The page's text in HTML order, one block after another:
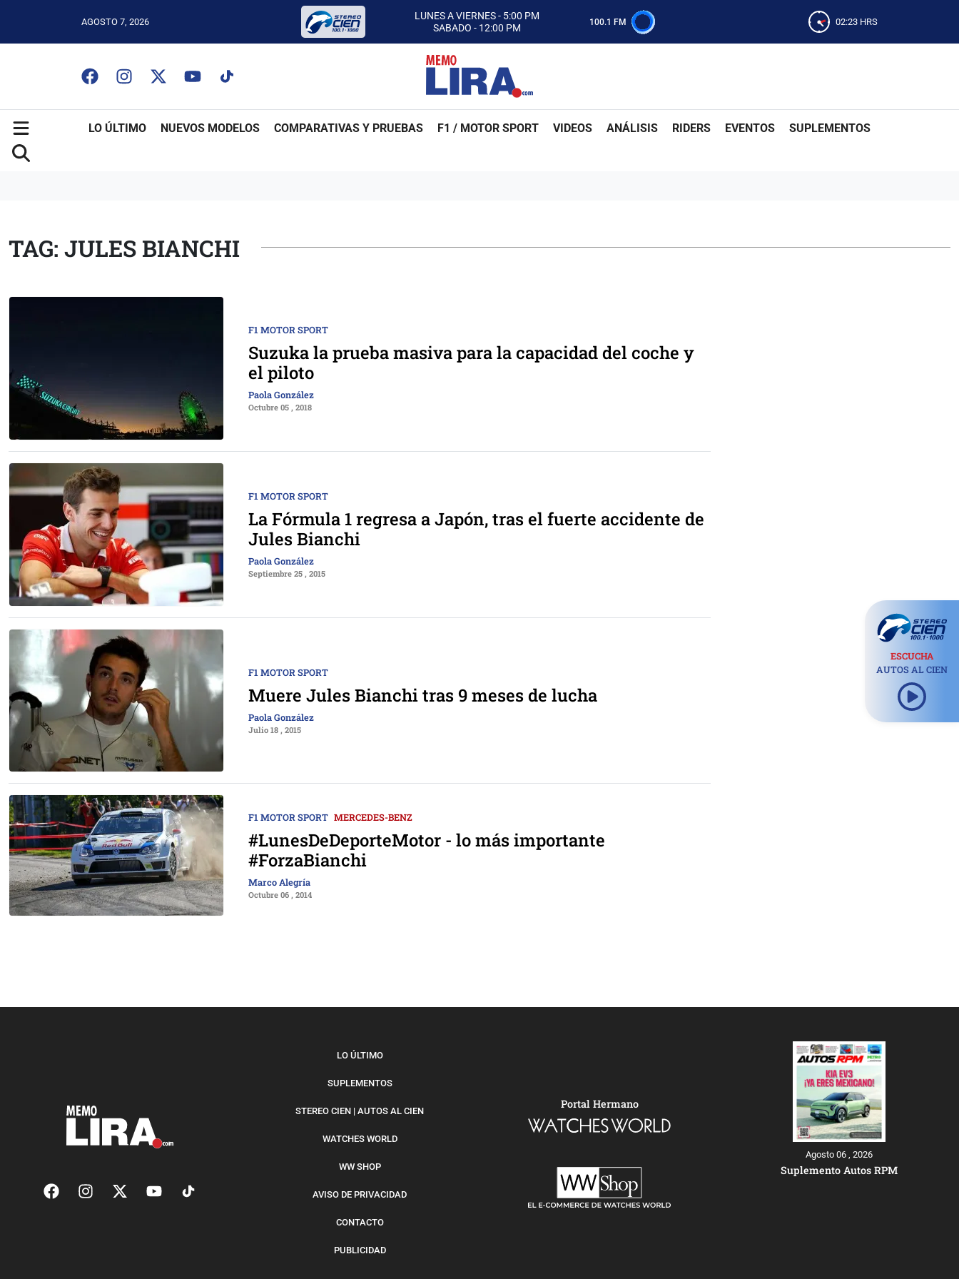
AGOSTO 7, 2026
LUNES A VIERNES - 5:00 PM
SABADO - 12:00 PM
ESCUCHA AUTOS AL CIEN
CON MEMO LIRA Y SU EQUIPO
LUNES A VIERNES - 5:00 PM
SABADO - 12:00 PM
100.1 FM 02:23 HRS
LO ÚLTIMO NUEVOS MODELOS COMPARATIVAS Y PRUEBAS F1 / MOTOR SPORT VIDEOS ANÁLISIS RIDERS EVENTOS SUPLEMENTOS
TAG: JULES BIANCHI
F1 MOTOR SPORT
Suzuka la prueba masiva para la capacidad del coche y
el piloto
Paola González
Octubre 05 , 2018
F1 MOTOR SPORT
La Fórmula 1 regresa a Japón, tras el fuerte accidente de
Jules Bianchi
Paola González
Septiembre 25 , 2015
F1 MOTOR SPORT
Muere Jules Bianchi tras 9 meses de lucha
Paola González
Julio 18 , 2015
F1 MOTOR SPORT MERCEDES-BENZ
#LunesDeDeporteMotor - lo más importante
#ForzaBianchi
Marco Alegría
Octubre 06 , 2014
ESCUCHA
AUTOS AL CIEN
LO ÚLTIMO
SUPLEMENTOS
STEREO CIEN | AUTOS AL CIEN
WATCHES WORLD
WW SHOP
AVISO DE PRIVACIDAD
CONTACTO
PUBLICIDAD
Portal Hermano
Agosto 06 , 2026
Suplemento Autos RPM